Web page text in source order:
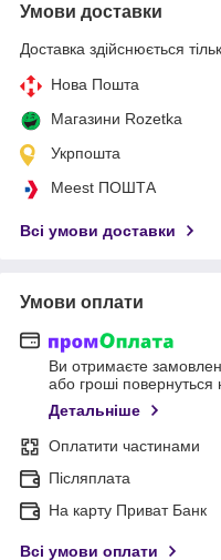
Умови доставки
Доставка здійснюється
Нова Пошта
Магазини Rozetka
Укрпошта
Meest ПОШТА
Всі умови доставки
Умови оплати
Ви отримаєте
або гроші повернуться
Детальніше
Оплатити частинами
Післяплата
На карту Приват Банк
Всі умови оплати